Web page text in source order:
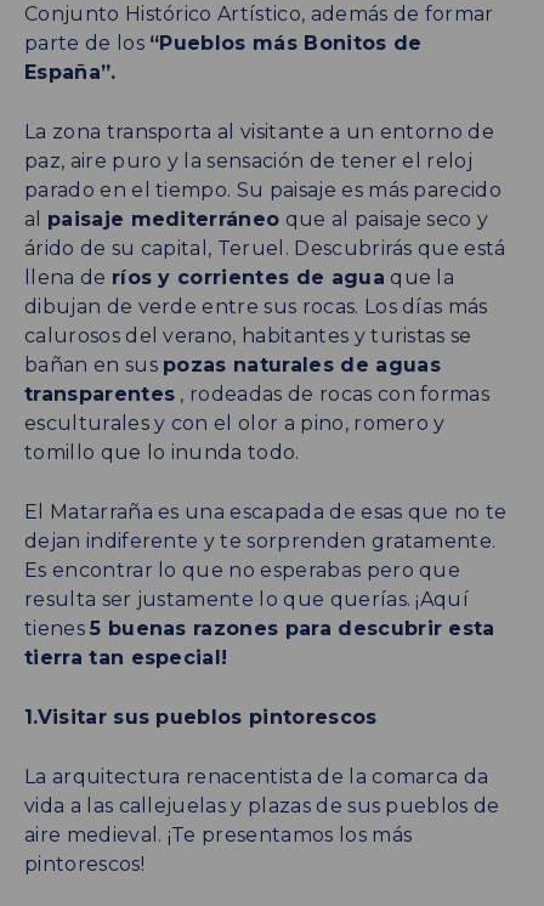
Conjunto Histórico Artístico, además de formar
parte de los “Pueblos más Bonitos de
España”.
La zona transporta al visitante a un entorno de
paz, aire puro y la sensación de tener el reloj
parado en el tiempo. Su paisaje es más parecido
al paisaje mediterráneo que al paisaje seco y
árido de su capital, Teruel. Descubrirás que está
llena de ríos y corrientes de agua que la
dibujan de verde entre sus rocas. Los días más
calurosos del verano, habitantes y turistas se
bañan en sus pozas naturales de aguas
transparentes , rodeadas de rocas con formas
esculturales y con el olor a pino, romero y
tomillo que lo inunda todo.
El Matarraña es una escapada de esas que no te
dejan indiferente y te sorprenden gratamente.
Es encontrar lo que no esperabas pero que
resulta ser justamente lo que querías. ¡Aquí
tienes5 buenas razones para descubrir esta
tierra tan especial!
1.Visitar sus pueblos pintorescos
La arquitectura renacentista de la comarca da
vida a las callejuelas y plazas de sus pueblos de
aire medieval. ¡Te presentamos los más
pintorescos!